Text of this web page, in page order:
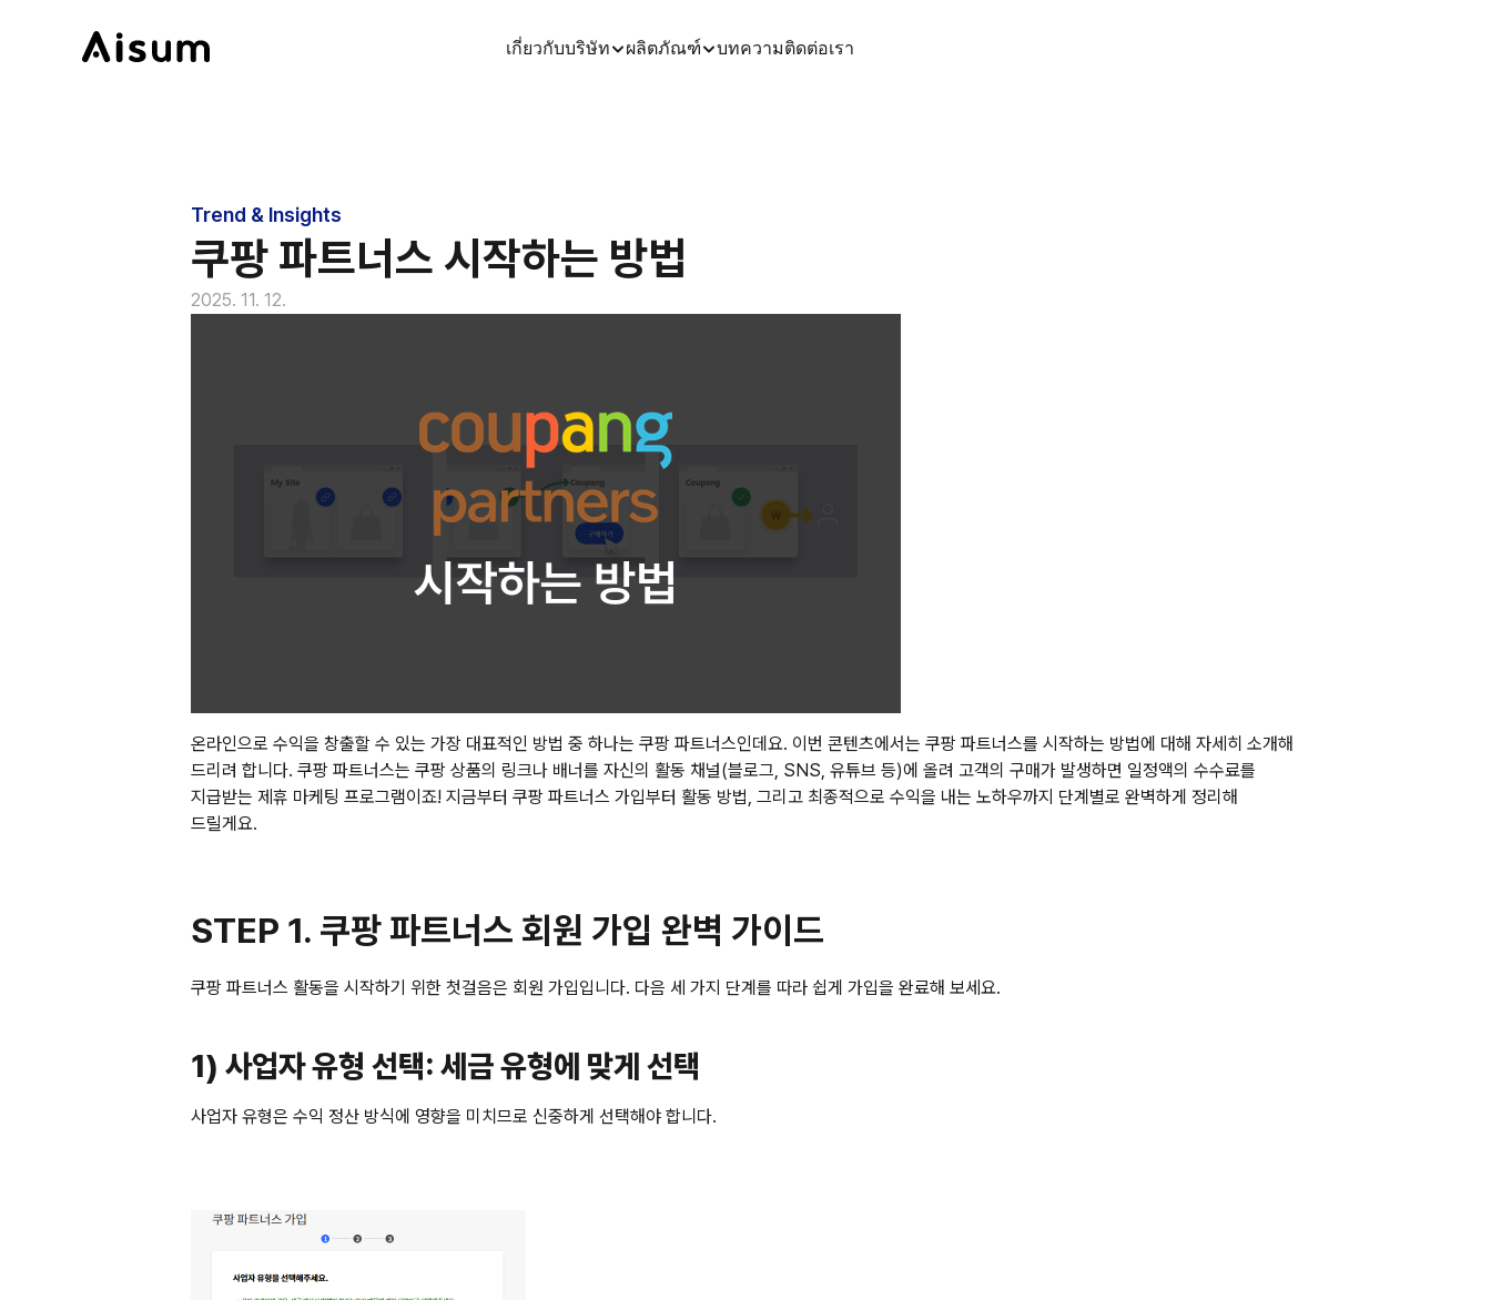
Trend & Insights
쿠팡 파트너스 시작하는 방법
2025. 11. 12.
온라인으로 수익을 창출할 수 있는 가장 대표적인 방법 중 하나는 쿠팡 파트너스인데요. 이번 콘텐츠에서는 쿠팡 파트너스를 시작하는 방법에 대해 자세히 소개해
드리려 합니다. 쿠팡 파트너스는 쿠팡 상품의 링크나 배너를 자신의 활동 채널(블로그, SNS, 유튜브 등)에 올려 고객의 구매가 발생하면 일정액의 수수료를
지급받는 제휴 마케팅 프로그램이죠! 지금부터 쿠팡 파트너스 가입부터 활동 방법, 그리고 최종적으로 수익을 내는 노하우까지 단계별로 완벽하게 정리해
드릴게요.
STEP 1. 쿠팡 파트너스 회원 가입 완벽 가이드
쿠팡 파트너스 활동을 시작하기 위한 첫걸음은 회원 가입입니다. 다음 세 가지 단계를 따라 쉽게 가입을 완료해 보세요.
1) 사업자 유형 선택: 세금 유형에 맞게 선택
사업자 유형은 수익 정산 방식에 영향을 미치므로 신중하게 선택해야 합니다.
เกี่ยวกับบริษัท ผลิตภัณฑ์ บทความติดต่อเรา